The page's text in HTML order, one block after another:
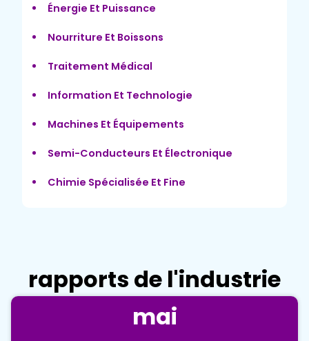
Énergie Et Puissance
Nourriture Et Boissons
Traitement Médical
Information Et Technologie
Machines Et Équipements
Semi-Conducteurs Et Électronique
Chimie Spécialisée Et Fine
rapports de l'industrie
mai